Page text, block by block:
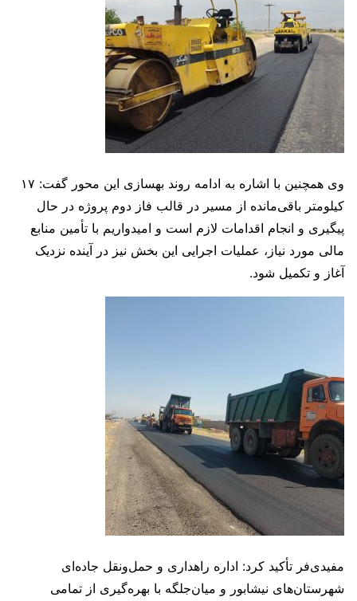
وی همچنین با اشاره به ادامه روند بهسازی این محور گفت: ۱۷
کیلومتر باقی‌مانده از مسیر در قالب فاز دوم پروژه در حال
پیگیری و انجام اقدامات لازم است و امیدواریم با تأمین منابع
مالی مورد نیاز، عملیات اجرایی این بخش نیز در آینده نزدیک
آغاز و تکمیل شود.
مفیدی‌فر تأکید کرد: اداره راهداری و حمل‌ونقل جاده‌ای
شهرستان‌های نیشابور و میان‌جلگه با بهره‌گیری از تمامی